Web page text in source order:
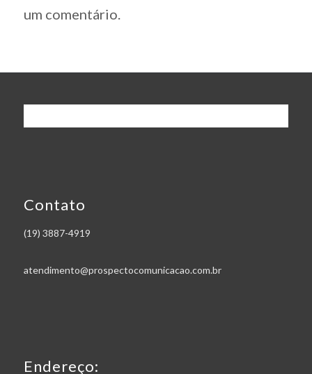
um comentário.
Contato
(19) 3887-4919
atendimento@prospectocomunicacao.com.br
Endereço: